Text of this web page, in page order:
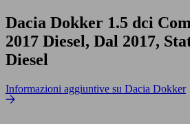
Dacia Dokker 1.5 dci
2017 Diesel, Dal 2017,
Diesel
Informazioni aggiuntive su Dacia Dokker